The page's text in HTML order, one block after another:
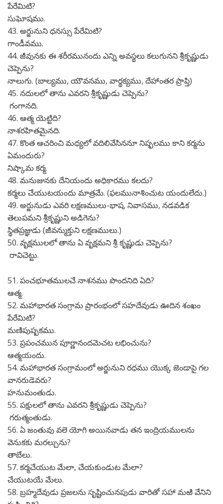
పేరేమిటి?
సుఘోషము.
43. అర్జునుని ధనస్సు పేరేమిటి?
గాండీవము.
44. జీవునకు ఈ శరీరమునందు ఎన్ని అవస్థలు కలుగునని శ్రీకృష్ణుడు
చెప్పెను?
నాలుగు. (బాల్యము, యౌవనము, వార్థక్యము, దేహాంతర ప్రాప్తి)
45. నదులలో తాను ఎవరని శ్రీకృష్ణుడు చెప్పెను?
గంగానది.
46. ఆత్మ యెట్టిది?
నాశరహితమైనది.
47. కొంత ఆచరించి మధ్యలో వదిలివేసిననూ నిష్ఫలము కాని కర్మను
ఏమందురు?
నిష్కామ కర్మ.
48. మనుజునకు దేనియందు అధికారము కలదు?
కర్మలు చేయుటయందు మాత్రమే. (ఫలమునాశించుట యందులేదు.)
49. అర్జునుడు ఎవరి లక్షణములు-భాష, నివాసము, నడవడిక
తెలుపమని శ్రీకృష్ణుని అడిగెను?
స్థితప్రజ్ఞుడు (జీవన్ముక్తుని లక్షణములు.)
50. వృక్షములలో తాను ఏ వృక్షమని శ్రీ కృష్ణుడు చెప్పెను?
రావిచెట్టు.
51. పంచభూతములచే నాశనము పొందనిది ఏది?
ఆత్మ.
52. మహాభారత సంగ్రామ ప్రారంభంలో సహదేవుడు ఊదిన శంఖం
పేరేమిటి?
మణిపుష్పకము.
53. ప్రపంచమున పూర్ణానందమెచట లభించును?
ఆత్మయందు.
54. మహాభారత సంగ్రామంలో అర్జునుని రధము యొక్క జెండాపై గల
వానరుడెవరు?
హనుమంతుడు.
55. పక్షులలో తాను ఎవరని శ్రీకృష్ణుడు చెప్పెను?
గరుత్మంతుడు.
56. ఏ జంతువు వలె యోగి అయినవాడు తన ఇంద్రియములను
వెనుకకు మరల్చును?
తాబేలు.
57. కర్మచేయుట మేలా, చేయకుండుట మేలా?
చేయుటయే మేలు.
58. బ్రహ్మదేవుడు ప్రజలను సృష్టించునపుడు వారితో సహా మఱి వేనిని